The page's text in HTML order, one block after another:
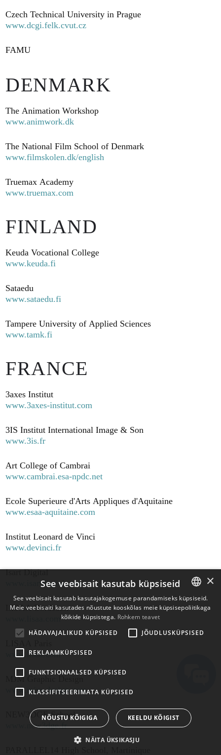
Czech Technical University in Prague
www.dcgi.felk.cvut.cz
FAMU
DENMARK
The Animation Workshop
www.animwork.dk
The National Film School of Denmark
www.filmskolen.dk/english
Truemax Academy
www.truemax.com
FINLAND
Keuda Vocational College
www.keuda.fi
Sataedu
www.sataedu.fi
Tampere University of Applied Sciences
www.tamk.fi
FRANCE
3axes Institut
www.3axes-institut.com
3IS Institut International Image & Son
www.3is.fr
Art College of Cambrai
www.cambrai.esa-npdc.net
Ecole Superieure d'Arts Appliques d'Aquitaine
www.esaa-aquitaine.com
Institut Leonard de Vinci
www.devinci.fr
Isart Digital
www.isartdigital.com
LISAA Bordeaux
www.lisaa.com
MJM Graphic Design
www.mjm-design.com
NEW3DGE School
www.new3dge.fr
ENGLISH
ESTONIAN
FINNISH
×
See veebisait kasutab küpsiseid
See veebisait kasutab kasutajakogemuse parandamiseks küpsiseid.
Meie veebisaiti kasutades nõustute kooskõlas meie küpsisepoliitikaga
kõikide küpsistega. Rohkem teavet
HÄDAVAJALIKUD KÜPSISED
JÕUDLUSKÜPSISED
REKLAAMKÜPSISED
FUNKTSIONAALSED KÜPSISED
KLASSIFITSEERIMATA KÜPSISED
NÕUSTU KÕIGIGA KEELDU KÕIGIST
NÄITA ÜKSIKASJU